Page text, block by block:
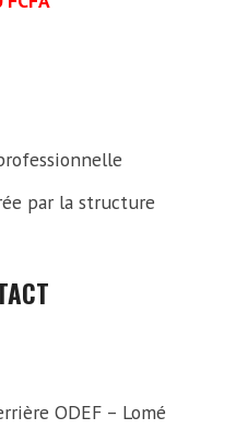
par la structure
ODEF – Lomé